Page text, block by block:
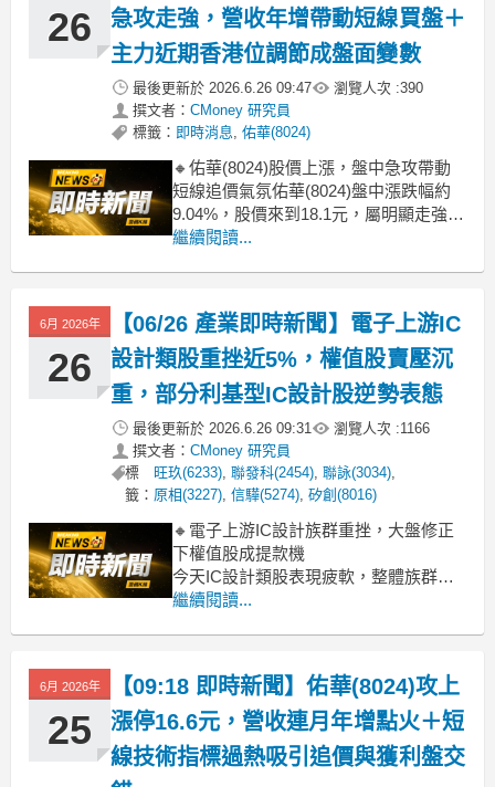
中等權值
26
急攻走強，營收年增帶動短線買盤＋
主力近期香港位調節成盤面變數
最後更新於 2026.6.26 09:47 瀏覽人次 :390
撰文者： CMoney 研究員
標籤： 即時消息, 佑華(8024)
🔸佑華(8024)股價上漲，盤中急攻帶動
短線追價氣氛佑華(8024)盤中漲跌幅約
9.04%，股價來到18.1元，屬明顯走強格
局。近期公佈的3～5月營收連續年增、4
追價的主要背景。前一交易日股價收在
16.6元後，短線多方延續動能
繼續閱讀...
6月 2026年
26
【06/26 產業即時新聞】電子上游IC
設計類股重挫近5%，權值股賣壓沉
重，部分利基型IC設計股逆勢表態
最後更新於 2026.6.26 09:31 瀏覽人次 :1166
撰文者： CMoney 研究員
標
籤：
旺玖(6233),聯發科(2454),聯詠(3034),
原相(3227),信驊(5274),矽創(8016)
🔸電子上游IC設計族群重挫，大盤修正
下權值股成提款機
今天IC設計類股表現疲軟，整體族群大
跌近4.64%。主要受大盤整體修正氛圍拖
當可觀，使得類股跌勢明顯。儘管市場
對AI長線需求樂觀，但在高檔盤整與財
報空窗期，資金獲利了結壓
繼續閱讀...
6月 2026年
25
【09:18 即時新聞】佑華(8024)攻上
漲停16.6元，營收連月年增點火＋短
線技術指標過熱吸引追價與獲利盤交